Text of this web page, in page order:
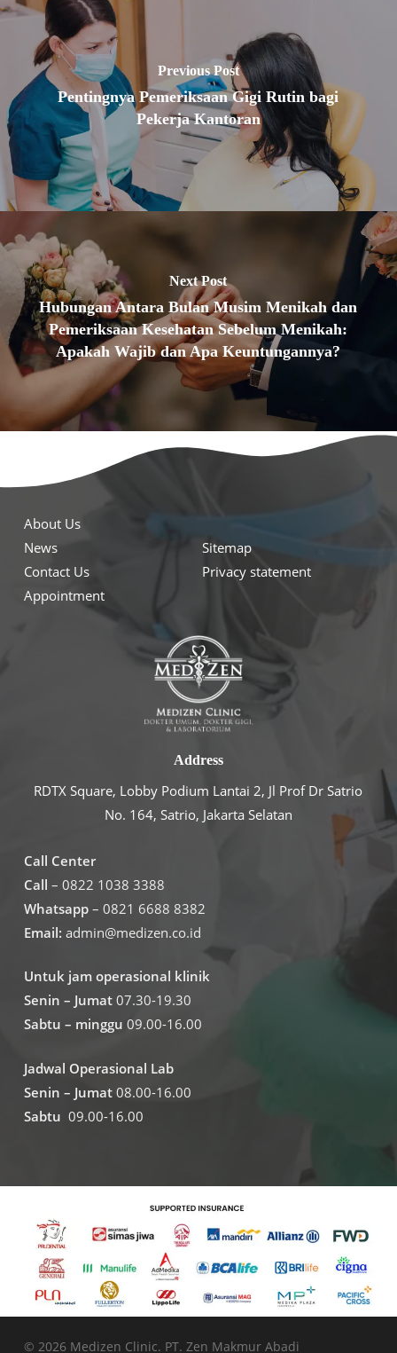
Previous Post
Pentingnya Pemeriksaan Gigi Rutin bagi
Pekerja Kantoran
Next Post
Hubungan Antara Bulan Musim Menikah dan
Pemeriksaan Kesehatan Sebelum Menikah:
Apakah Wajib dan Apa Keuntungannya?
About Us
News
Contact Us
Appointment
Sitemap
Privacy statement
Address
RDTX Square, Lobby Podium Lantai 2, Jl Prof Dr Satrio
No. 164, Satrio, Jakarta Selatan
Call Center
Call – 0822 1038 3388
Whatsapp – 0821 6688 8382
Email: admin@medizen.co.id
Untuk jam operasional klinik
Senin – Jumat07.30-19.30
Sabtu – minggu 09.00-16.00
Jadwal Operasional Lab
Senin – Jumat 08.00-16.00
Sabtu 09.00-16.00
© 2026 Medizen Clinic. PT. Zen Makmur Abadi